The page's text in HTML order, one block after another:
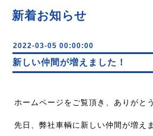
新着お知らせ
2022-03-05 00:00:00
新しい仲間が増えました！
ホームページをご覧頂き、ありがと
先日、弊社車輌に新しい仲間が増え